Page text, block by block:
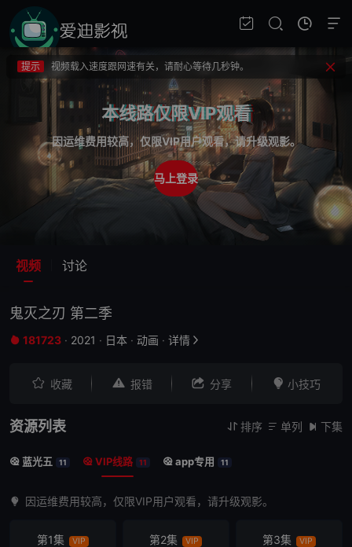
提示
提示
如果无法播放请重新刷新页面，或者切换线路。
提示
视频载入速度跟网速有关，请耐心等待几秒钟。
不要轻易相信视频中的广告，谨防上当受骗!
本线路仅限VIP观看
因运维费用较高，仅限VIP用户观看，请升级观影。
马上登录
视频 讨论
鬼灭之刃 第二季
 181723 · 2021 · 日本 · 动画 · 详情 
 收藏  报错  分享  小技巧
资源列表  排序  单列  下集
 蓝光五 11  VIP线路 11  app专用 11
因运维费用较高，仅限VIP用户观看，请升级观影。
第1集 VIP 第2集 VIP 第3集 VIP